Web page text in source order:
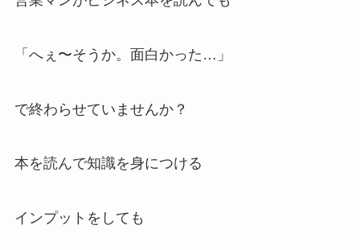
「へぇ〜そうか。面白かった…」
で終わらせていませんか？
本を読んで知識を身につける
インプットをしても